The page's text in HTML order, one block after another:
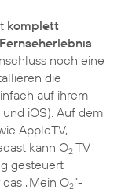
komplett
noch eine
die
auf ihrem
iOS). Auf dem
AppleTV,
kann O2 TV
gesteuert
„Mein O2“-